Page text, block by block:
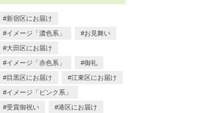
新宿区にお届け
イメージ「濃色系」 お見舞い
大田区にお届け
イメージ「赤色系」 御礼
目黒区にお届け 江東区にお届け
イメージ「ピンク系」
受賞御祝い 港区にお届け